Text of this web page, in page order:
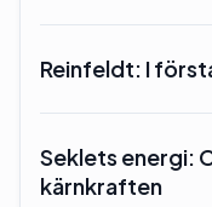
Reinfeldt: I
Seklets energi:
kärnkraften